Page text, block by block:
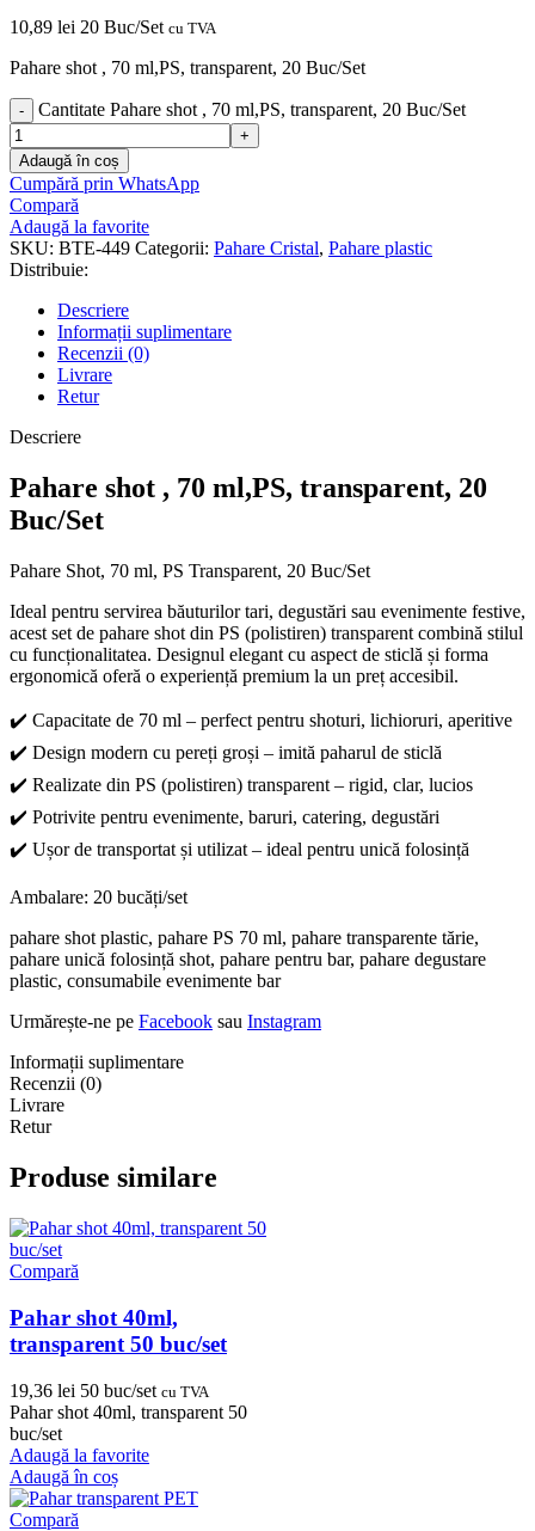
10,89 lei 20 Buc/Set cu TVA
Pahare shot , 70 ml,PS, transparent, 20 Buc/Set
Cantitate Pahare shot , 70 ml,PS, transparent, 20 Buc/Set
Adaugă în coș
Cumpără prin WhatsApp
Compară
Adaugă la favorite
SKU: BTE-449 Categorii: Pahare Cristal, Pahare plastic
Distribuie:
Descriere
Informații suplimentare
Recenzii (0)
Livrare
Retur
Descriere
Pahare shot , 70 ml,PS, transparent, 20
Buc/Set
Pahare Shot, 70 ml, PS Transparent, 20 Buc/Set
Ideal pentru servirea băuturilor tari, degustări sau evenimente festive,
acest set de pahare shot din PS (polistiren) transparent combină stilul
cu funcționalitatea. Designul elegant cu aspect de sticlă și forma
ergonomică oferă o experiență premium la un preț accesibil.
✔️ Capacitate de 70 ml – perfect pentru shoturi, lichioruri, aperitive
✔️ Design modern cu pereți groși – imită paharul de sticlă
✔️ Realizate din PS (polistiren) transparent – rigid, clar, lucios
✔️ Potrivite pentru evenimente, baruri, catering, degustări
✔️ Ușor de transportat și utilizat – ideal pentru unică folosință
Ambalare: 20 bucăți/set
pahare shot plastic, pahare PS 70 ml, pahare transparente tărie,
pahare unică folosință shot, pahare pentru bar, pahare degustare
plastic, consumabile evenimente bar
Urmărește-ne pe Facebook sau Instagram
Informații suplimentare
Recenzii (0)
Livrare
Retur
Produse similare
Compară
Pahar shot 40ml,
transparent 50 buc/set
19,36 lei 50 buc/set cu TVA
Pahar shot 40ml, transparent 50
buc/set
Adaugă la favorite
Adaugă în coș
Compară